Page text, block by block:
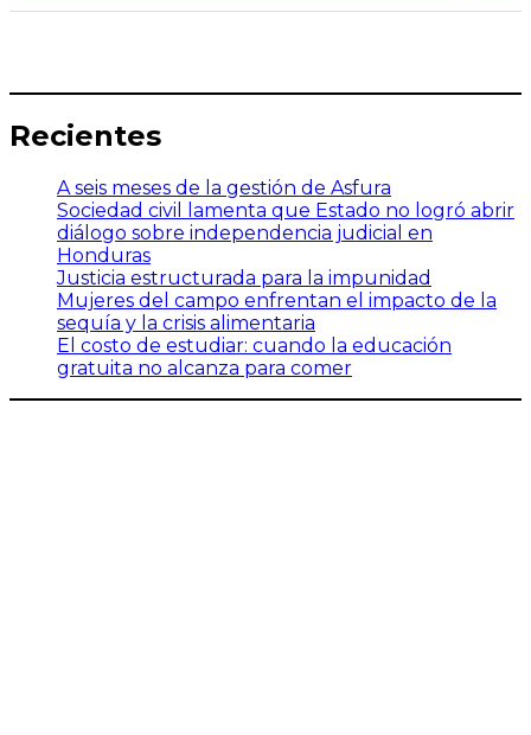
Recientes
A seis meses de la gestión de Asfura
Sociedad civil lamenta que Estado no logró abrir
diálogo sobre independencia judicial en
Honduras
Justicia estructurada para la impunidad
Mujeres del campo enfrentan el impacto de la
sequía y la crisis alimentaria
El costo de estudiar: cuando la educación
gratuita no alcanza para comer